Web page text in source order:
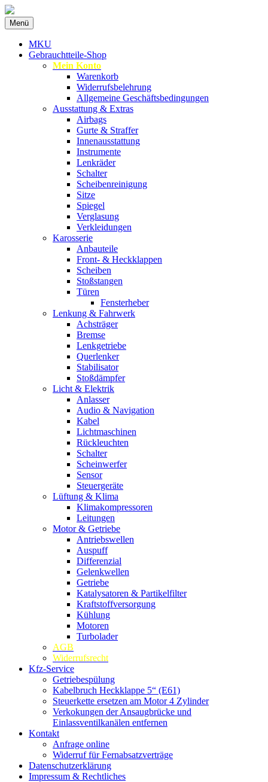
MKU Autoteile
Ersatzteile
Menü Zum
Inhalt
springen
MKU
Gebrauchtteile-Shop
Mein Konto
Warenkorb
Widerrufsbelehrung
Allgemeine Geschäftsbedingungen
Ausstattung & Extras
Airbags
Gurte & Straffer
Innenausstattung
Instrumente
Lenkräder
Schalter
Scheibenreinigung
Sitze
Spiegel
Verglasung
Verkleidungen
Karosserie
Anbauteile
Front- & Heckklappen
Scheiben
Stoßstangen
Türen
Fensterheber
Lenkung & Fahrwerk
Achsträger
Bremse
Lenkgetriebe
Querlenker
Stabilisator
Stoßdämpfer
Licht & Elektrik
Anlasser
Audio & Navigation
Kabel
Lichtmaschinen
Rückleuchten
Schalter
Scheinwerfer
Sensor
Steuergeräte
Lüftung & Klima
Klimakompressoren
Leitungen
Motor & Getriebe
Antriebswellen
Auspuff
Differenzial
Gelenkwellen
Getriebe
Katalysatoren & Partikelfilter
Kraftstoffversorgung
Kühlung
Motoren
Turbolader
AGB
Widerrufsrecht
Kfz-Service
Getriebespülung
Kabelbruch Heckklappe 5“ (E61)
Steuerkette ersetzen am Motor 4 Zylinder
Verkokungen der Ansaugbrücke und
Einlassventilkanälen entfernen
Kontakt
Anfrage online
Widerruf für Fernabsatzverträge
Datenschutzerklärung
Impressum & Rechtliches